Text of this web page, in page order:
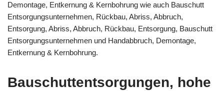
Demontage, Entkernung & Kernbohrung wie auch Bauschutt
Entsorgungsunternehmen, Rückbau, Abriss, Abbruch,
Entsorgung, Abriss, Abbruch, Rückbau, Entsorgung, Bauschutt
Entsorgungsunternehmen und Handabbruch, Demontage,
Entkernung & Kernbohrung.
Bauschuttentsorgungen, hohe